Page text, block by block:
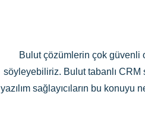
Bulut çözümlerin çok güvenli
söyleyebiliriz. Bulut tabanlı
yazılım sağlayıcıların bu